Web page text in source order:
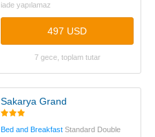
iade yapılamaz
497 USD
7 gece, toplam tutar
Sakarya Grand
Bed and Breakfast Standard Double